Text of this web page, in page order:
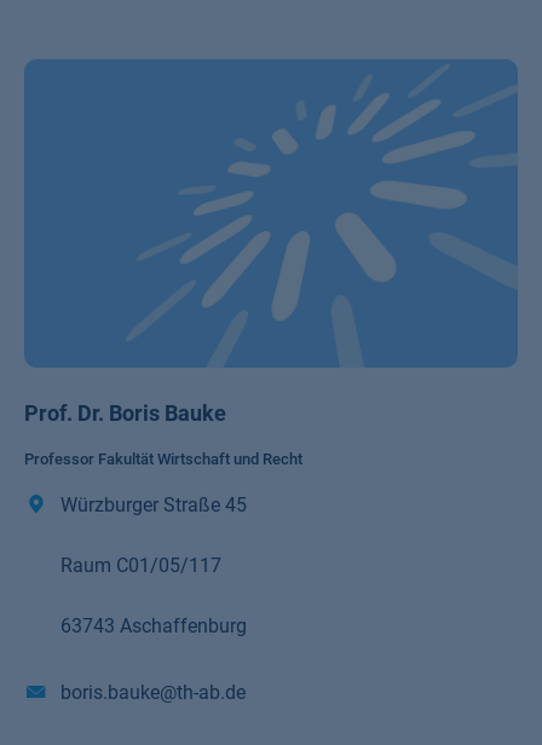
Prof. Dr. Boris Bauke
Professor Fakultät Wirtschaft und Recht
Würzburger Straße 45
Raum C01/05/117
63743 Aschaffenburg
boris.bauke@th-ab.de